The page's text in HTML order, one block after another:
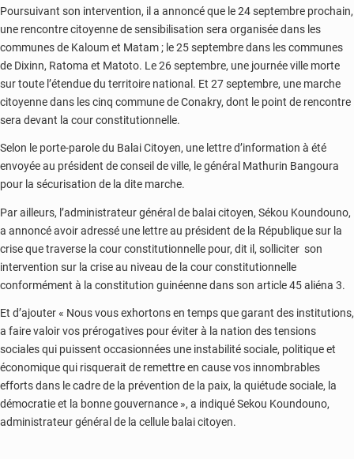
Poursuivant son intervention, il a annoncé que le 24 septembre prochain,
une rencontre citoyenne de sensibilisation sera organisée dans les
communes de Kaloum et Matam ; le 25 septembre dans les communes
de Dixinn, Ratoma et Matoto. Le 26 septembre, une journée ville morte
sur toute l’étendue du territoire national. Et 27 septembre, une marche
citoyenne dans les cinq commune de Conakry, dont le point de rencontre
sera devant la cour constitutionnelle.
Selon le porte-parole du Balai Citoyen, une lettre d’information à été
envoyée au président de conseil de ville, le général Mathurin Bangoura
pour la sécurisation de la dite marche.
Par ailleurs, l’administrateur général de balai citoyen, Sékou Koundouno,
a annoncé avoir adressé une lettre au président de la République sur la
crise que traverse la cour constitutionnelle pour, dit il, solliciter son
intervention sur la crise au niveau de la cour constitutionnelle
conformément à la constitution guinéenne dans son article 45 aliéna 3.
Et d’ajouter « Nous vous exhortons en temps que garant des institutions,
a faire valoir vos prérogatives pour éviter à la nation des tensions
sociales qui puissent occasionnées une instabilité sociale, politique et
économique qui risquerait de remettre en cause vos innombrables
efforts dans le cadre de la prévention de la paix, la quiétude sociale, la
démocratie et la bonne gouvernance », a indiqué Sekou Koundouno,
administrateur général de la cellule balai citoyen.